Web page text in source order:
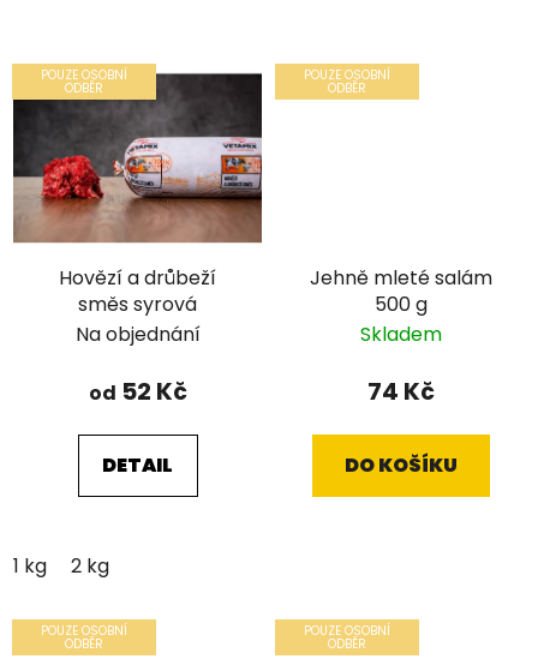
POUZE OSOBNÍ
ODBĚR
Hovězí a drůbeží
směs syrová
Na objednání
od 52 Kč
DETAIL
1 kg 2 kg
POUZE OSOBNÍ
ODBĚR
Jehně mleté salám
500 g
Skladem
74 Kč
DO KOŠÍKU
POUZE OSOBNÍ
ODBĚR
POUZE OSOBNÍ
ODBĚR